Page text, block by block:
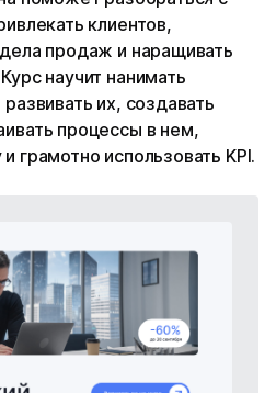
клиентов,
продаж и наращивать
научит нанимать
их, создавать
процессы в нем,
грамотно использовать KPI.